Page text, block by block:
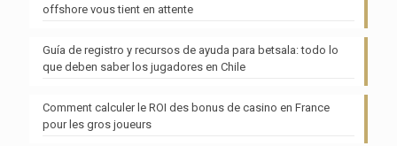
offshore vous tient en attente
Guía de registro y recursos de ayuda para betsala: todo lo
que deben saber los jugadores en Chile
Comment calculer le ROI des bonus de casino en France
pour les gros joueurs